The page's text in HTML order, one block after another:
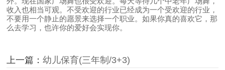
收入也相当可观。不受欢迎的行业已经成为一个受欢迎的行业，
不要用一个静止的愿景来选择一个职业。如果你真的喜欢它，那
么去学习，也许你的爱好会实现你。
上一篇：幼儿保育(三年制/3+3)